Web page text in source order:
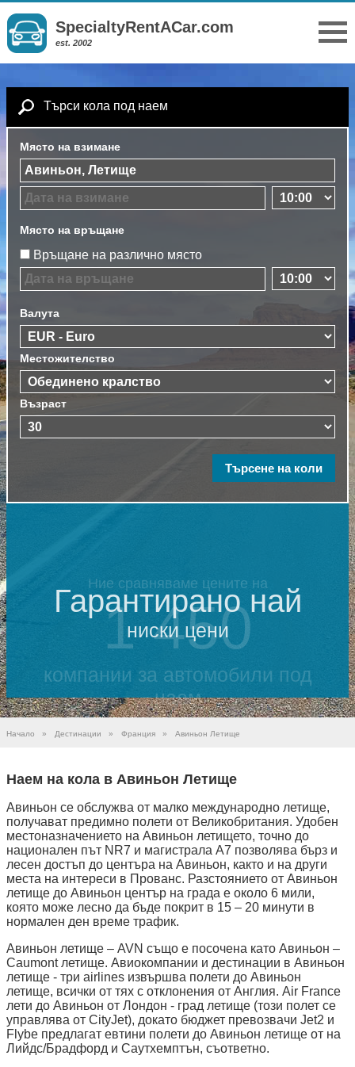
SpecialtyRentACar.com
est. 2002
Търси кола под наем
Място на взимане
Място на връщане
Връщане на различно място
Валута
Местожителство
Възраст
Гарантирано най
ниски цени
Начало » Дестинации » Франция » Авиньон Летище
Наем на кола в Авиньон Летище
Авиньон се обслужва от малко международно летище,
получават предимно полети от Великобритания. Удобен
местоназначението на Авиньон летището, точно до
национален път NR7 и магистрала А7 позволява бърз и
лесен достъп до центъра на Авиньон, както и на други
места на интереси в Прованс. Разстоянието от Авиньон
летище до Авиньон център на града е около 6 мили,
която може лесно да бъде покрит в 15 – 20 минути в
нормален ден време трафик.
Авиньон летище – AVN също е посочена като Авиньон –
Caumont летище. Авиокомпании и дестинации в Авиньон
летище - три airlines извършва полети до Авиньон
летище, всички от тях с отклонения от Англия. Air France
лети до Авиньон от Лондон - град летище (този полет се
управлява от CityJet), докато бюджет превозвачи Jet2 и
Flybe предлагат евтини полети до Авиньон летище от на
Лийдс/Брадфорд и Саутхемптън, съответно.